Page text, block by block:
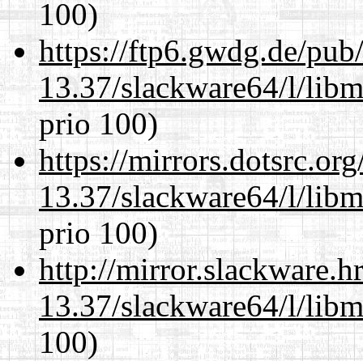
100)
https://ftp6.gwdg.de/
13.37/slackware64/l/
prio 100)
https://
13.37/slackware64/l/
prio 100)
http://
13.37/slackware64/l/
100)